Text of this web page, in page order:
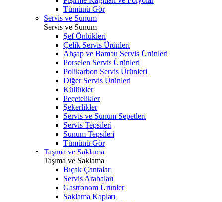
Tümünü Gör
Servis ve Sunum
Servis ve Sunum
Şef Önlükleri
Çelik Servis Ürünleri
Ahşap ve Bambu Servis Ürünleri
Porselen Servis Ürünleri
Polikarbon Servis Ürünleri
Diğer Servis Ürünleri
Küllükler
Peçetelikler
Şekerlikler
Servis ve Sunum Sepetleri
Servis Tepsileri
Sunum Tepsileri
Tümünü Gör
Taşıma ve Saklama
Taşıma ve Saklama
Bıçak Çantaları
Servis Arabaları
Gastronom Ürünler
Saklama Kapları